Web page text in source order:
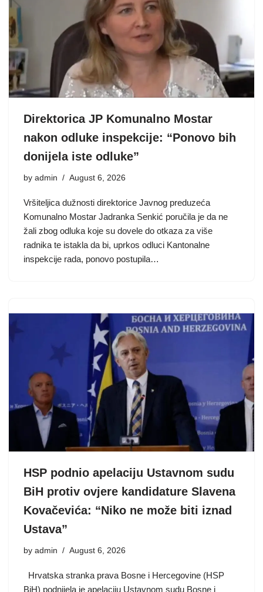
Direktorica JP Komunalno Mostar
nakon odluke inspekcije: “Ponovo bih
donijela iste odluke”
by admin August 6, 2026
Vršiteljica dužnosti direktorice Javnog preduzeća
Komunalno Mostar Jadranka Senkić poručila je da ne
žali zbog odluka koje su dovele do otkaza za više
radnika te istakla da bi, uprkos odluci Kantonalne
inspekcije rada, ponovo postupila…
HSP podnio apelaciju Ustavnom sudu
BiH protiv ovjere kandidature Slavena
Kovačevića: “Niko ne može biti iznad
Ustava”
by admin August 6, 2026
Hrvatska stranka prava Bosne i Hercegovine (HSP
BiH) podnijela je apelaciju Ustavnom sudu Bosne i